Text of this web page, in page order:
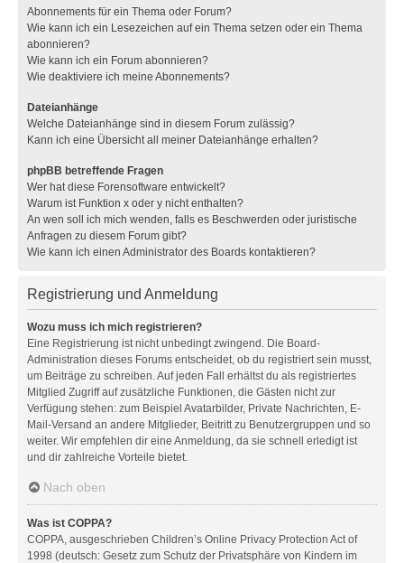
Abonnements für ein Thema oder Forum?
Wie kann ich ein Lesezeichen auf ein Thema setzen oder ein Thema
abonnieren?
Wie kann ich ein Forum abonnieren?
Wie deaktiviere ich meine Abonnements?
Dateianhänge
Welche Dateianhänge sind in diesem Forum zulässig?
Kann ich eine Übersicht all meiner Dateianhänge erhalten?
phpBB betreffende Fragen
Wer hat diese Forensoftware entwickelt?
Warum ist Funktion x oder y nicht enthalten?
An wen soll ich mich wenden, falls es Beschwerden oder juristische
Anfragen zu diesem Forum gibt?
Wie kann ich einen Administrator des Boards kontaktieren?
Registrierung und Anmeldung
Wozu muss ich mich registrieren?
Eine Registrierung ist nicht unbedingt zwingend. Die Board-
Administration dieses Forums entscheidet, ob du registriert sein musst,
um Beiträge zu schreiben. Auf jeden Fall erhältst du als registriertes
Mitglied Zugriff auf zusätzliche Funktionen, die Gästen nicht zur
Verfügung stehen: zum Beispiel Avatarbilder, Private Nachrichten, E-
Mail-Versand an andere Mitglieder, Beitritt zu Benutzergruppen und so
weiter. Wir empfehlen dir eine Anmeldung, da sie schnell erledigt ist
und dir zahlreiche Vorteile bietet.
Nach oben
Was ist COPPA?
COPPA, ausgeschrieben Children’s Online Privacy Protection Act of
1998 (deutsch: Gesetz zum Schutz der Privatsphäre von Kindern im